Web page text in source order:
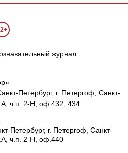
журнал
Петербург, г. Петергоф, Санкт-
ч.п. 2-Н, оф.432, 434
Петербург, г. Петергоф, Санкт-
ч.п. 2-Н, оф.440